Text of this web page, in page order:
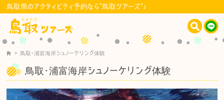
鳥取県のアクティビティ予約なら"鳥取ツアーズ"♪
> 鳥取･浦富海岸シュノーケリング体験
鳥取･浦富海岸シュノーケリング体験